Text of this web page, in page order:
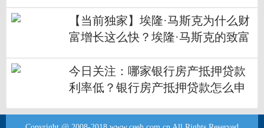
【当前独家】埃隆·马斯克为什么财
富增长这么快？埃隆·马斯克的致富
今日关注：哪家银行房产抵押贷款
利率低？银行房产抵押贷款怎么申